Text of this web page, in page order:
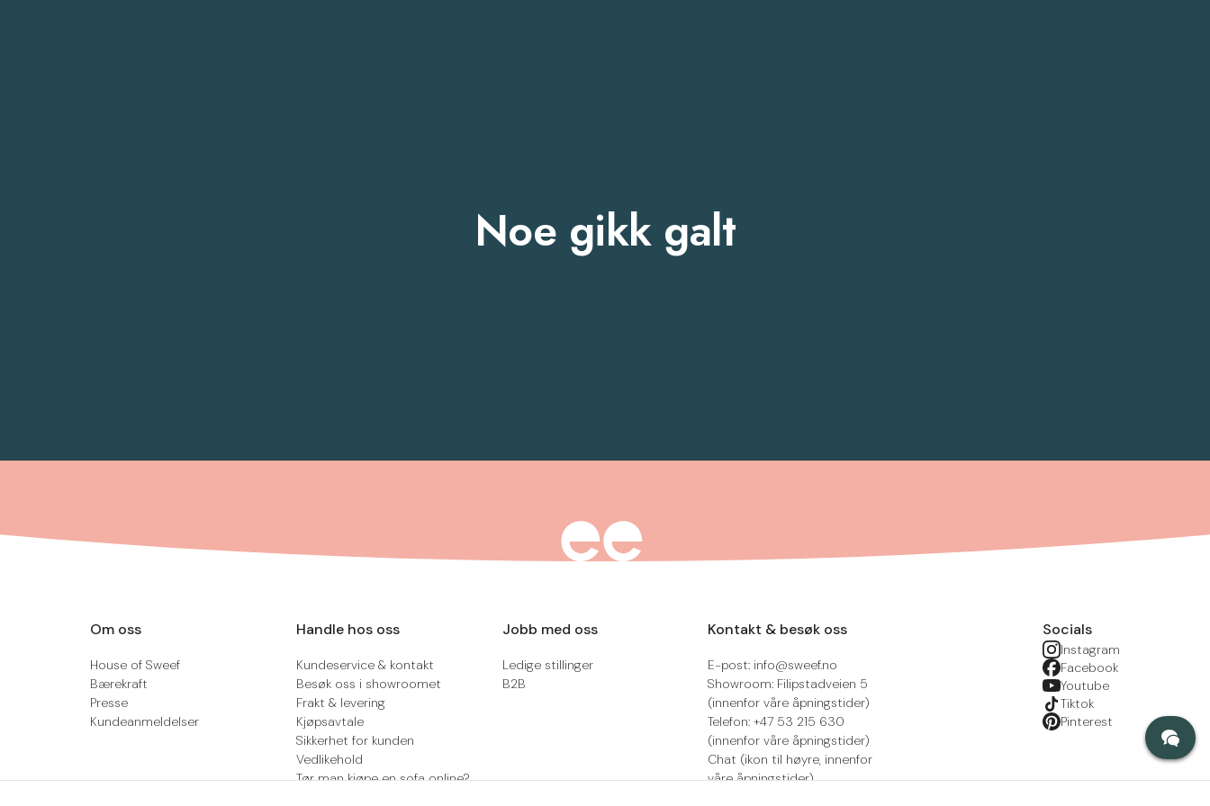
Noe gikk galt
Om oss
House of Sweef
Bærekraft
Presse
Kundeanmeldelser
Handle hos oss
Kundeservice & kontakt
Besøk oss i showroomet
Frakt & levering
Kjøpsavtale
Sikkerhet for kunden
Vedlikehold
Tør man kjøpe en sofa online?
Jobb med oss
Ledige stillinger
B2B
Kontakt & besøk oss
E-post: info@sweef.no
Showroom: Filipstadveien 5
(innenfor våre åpningstider)
Telefon: +47 53 215 630
(innenfor våre åpningstider)
Chat (ikon til høyre, innenfor
våre åpningstider)
Socials
Instagram
Facebook
Youtube
Tiktok
Pinterest